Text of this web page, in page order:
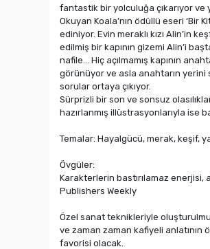
fantastik bir yolculuğa çıkarıyor
Okuyan Koala’nın ödüllü eseri ‘Bir
ediniyor. Evin meraklı kızı Alin’in
edilmiş bir kapının gizemi Alin’i
nafile… Hiç açılmamış kapının
görünüyor ve asla anahtarın yerini
sorular ortaya çıkıyor.
Sürprizli bir son ve sonsuz
hazırlanmış illüstrasyonlarıyla ise
Temalar: Hayalgücü, merak, keşif,
Övgüler:
Karakterlerin bastırılamaz enerjisi,
Publishers Weekly
Özel sanat teknikleriyle
ve zaman zaman kafiyeli
favorisi olacak.